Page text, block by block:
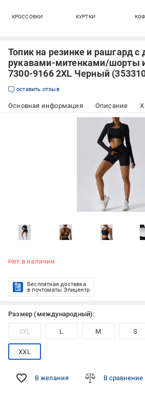
КРОССОВКИ КУРТКИ
Топик на резинке и рашгард
рукавами-митенками/шорты
7300-9166 2XL Черный
оставить отзыв
Основная информация Описание
Нет в наличии
Бесплатная доставка
в почтоматы Эпицентр
Размер (международный):
3XL L M S
XXL
В желания В сравнение